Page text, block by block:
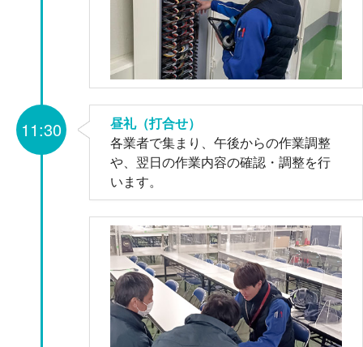
昼礼（打合せ）
各業者で集まり、午後からの作業調整
や、翌日の作業内容の確認・調整を行
います。
11:30